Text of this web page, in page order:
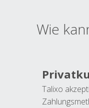
Wie
Talixo